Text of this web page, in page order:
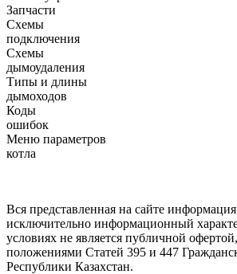
Запчасти
Схемы
подключения
Схемы
дымоудаления
Типы и длины
дымоходов
Коды
ошибок
Меню параметров
котла
Вся представленная на сайте
исключительно информационный
условиях не является публичной
положениями Статей 395 и 447
Республики Казахстан.